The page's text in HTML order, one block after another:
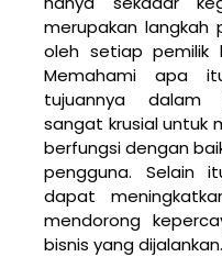
merupakan langkah
oleh setiap pemilik
Memahami apa
tujuannya dalam
sangat krusial untuk
berfungsi dengan
pengguna. Selain
dapat
mendorong
bisnis yang dijalankan.